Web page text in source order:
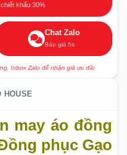
khấu 30%
Chat Zalo
Báo giá 5s
Inbox Zalo để nhận giá ưu đãi.
HOUSE
may áo đồng
phục Gạo